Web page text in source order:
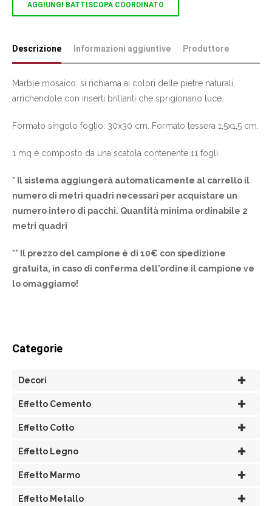
AGGIUNGI BATTISCOPA COORDINATO
Descrizione Informazioni aggiuntive Produttore
Marble mosaico: si richiama ai colori delle pietre naturali,
arrichendole con inserti brillanti che sprigionano luce.
Formato singolo foglio: 30x30 cm. Formato tessera 1,5x1,5 cm.
1 mq è composto da una scatola contenente 11 fogli.
* Il sistema aggiungerà automaticamente al carrello il
numero di metri quadri necessari per acquistare un
numero intero di pacchi. Quantità minima ordinabile 2
metri quadri
** Il prezzo del campione è di 10€ con spedizione
gratuita, in caso di conferma dell'ordine il campione ve
lo omaggiamo!
Categorie
Decori
Effetto Cemento
Effetto Cotto
Effetto Legno
Effetto Marmo
Effetto Metallo